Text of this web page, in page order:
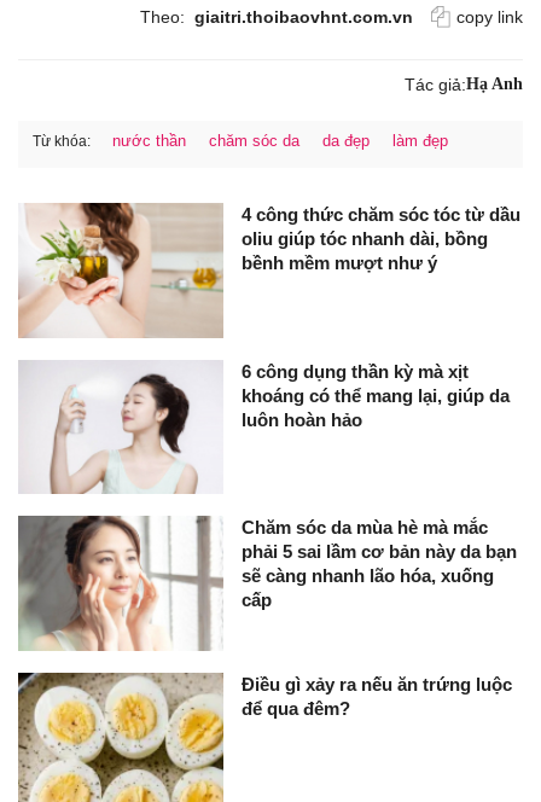
Theo: giaitri.thoibaovhnt.com.vn copy link
Tác giả:Hạ Anh
Từ khóa: nước thần chăm sóc da da đẹp làm đẹp
4 công thức chăm sóc tóc từ dầu
oliu giúp tóc nhanh dài, bồng
bềnh mềm mượt như ý
6 công dụng thần kỳ mà xịt
khoáng có thể mang lại, giúp da
luôn hoàn hảo
Chăm sóc da mùa hè mà mắc
phải 5 sai lầm cơ bản này da bạn
sẽ càng nhanh lão hóa, xuống
cấp
Điều gì xảy ra nếu ăn trứng luộc
để qua đêm?